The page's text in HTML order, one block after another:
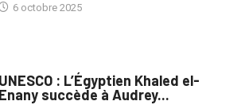
6 octobre 2025
UNESCO : L’Égyptien Khaled el-
Enany succède à Audrey...